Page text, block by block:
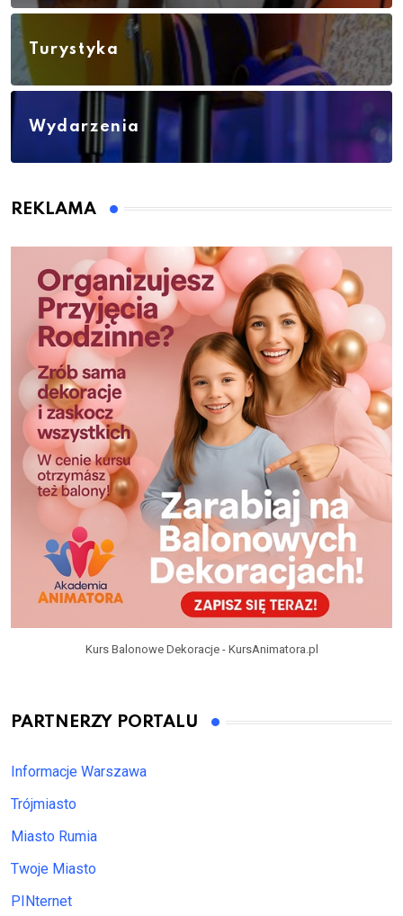
Turystyka
Wydarzenia
REKLAMA
Kurs Balonowe Dekoracje - KursAnimatora.pl
PARTNERZY PORTALU
Informacje Warszawa
Trójmiasto
Miasto Rumia
Twoje Miasto
PINternet